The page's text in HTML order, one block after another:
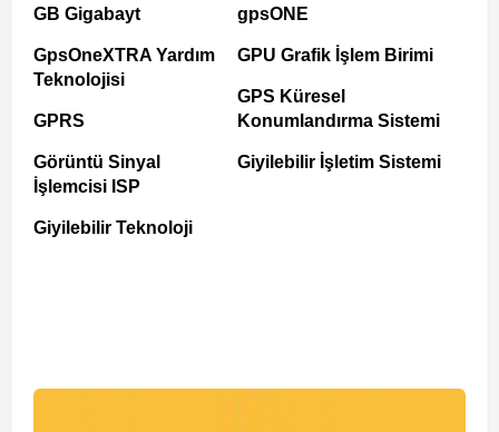
GB Gigabayt
GpsOneXTRA Yardım
Teknolojisi
GPRS
Görüntü Sinyal
İşlemcisi ISP
Giyilebilir Teknoloji
gpsONE
GPU Grafik İşlem Birimi
GPS Küresel
Konumlandırma Sistemi
Giyilebilir İşletim Sistemi